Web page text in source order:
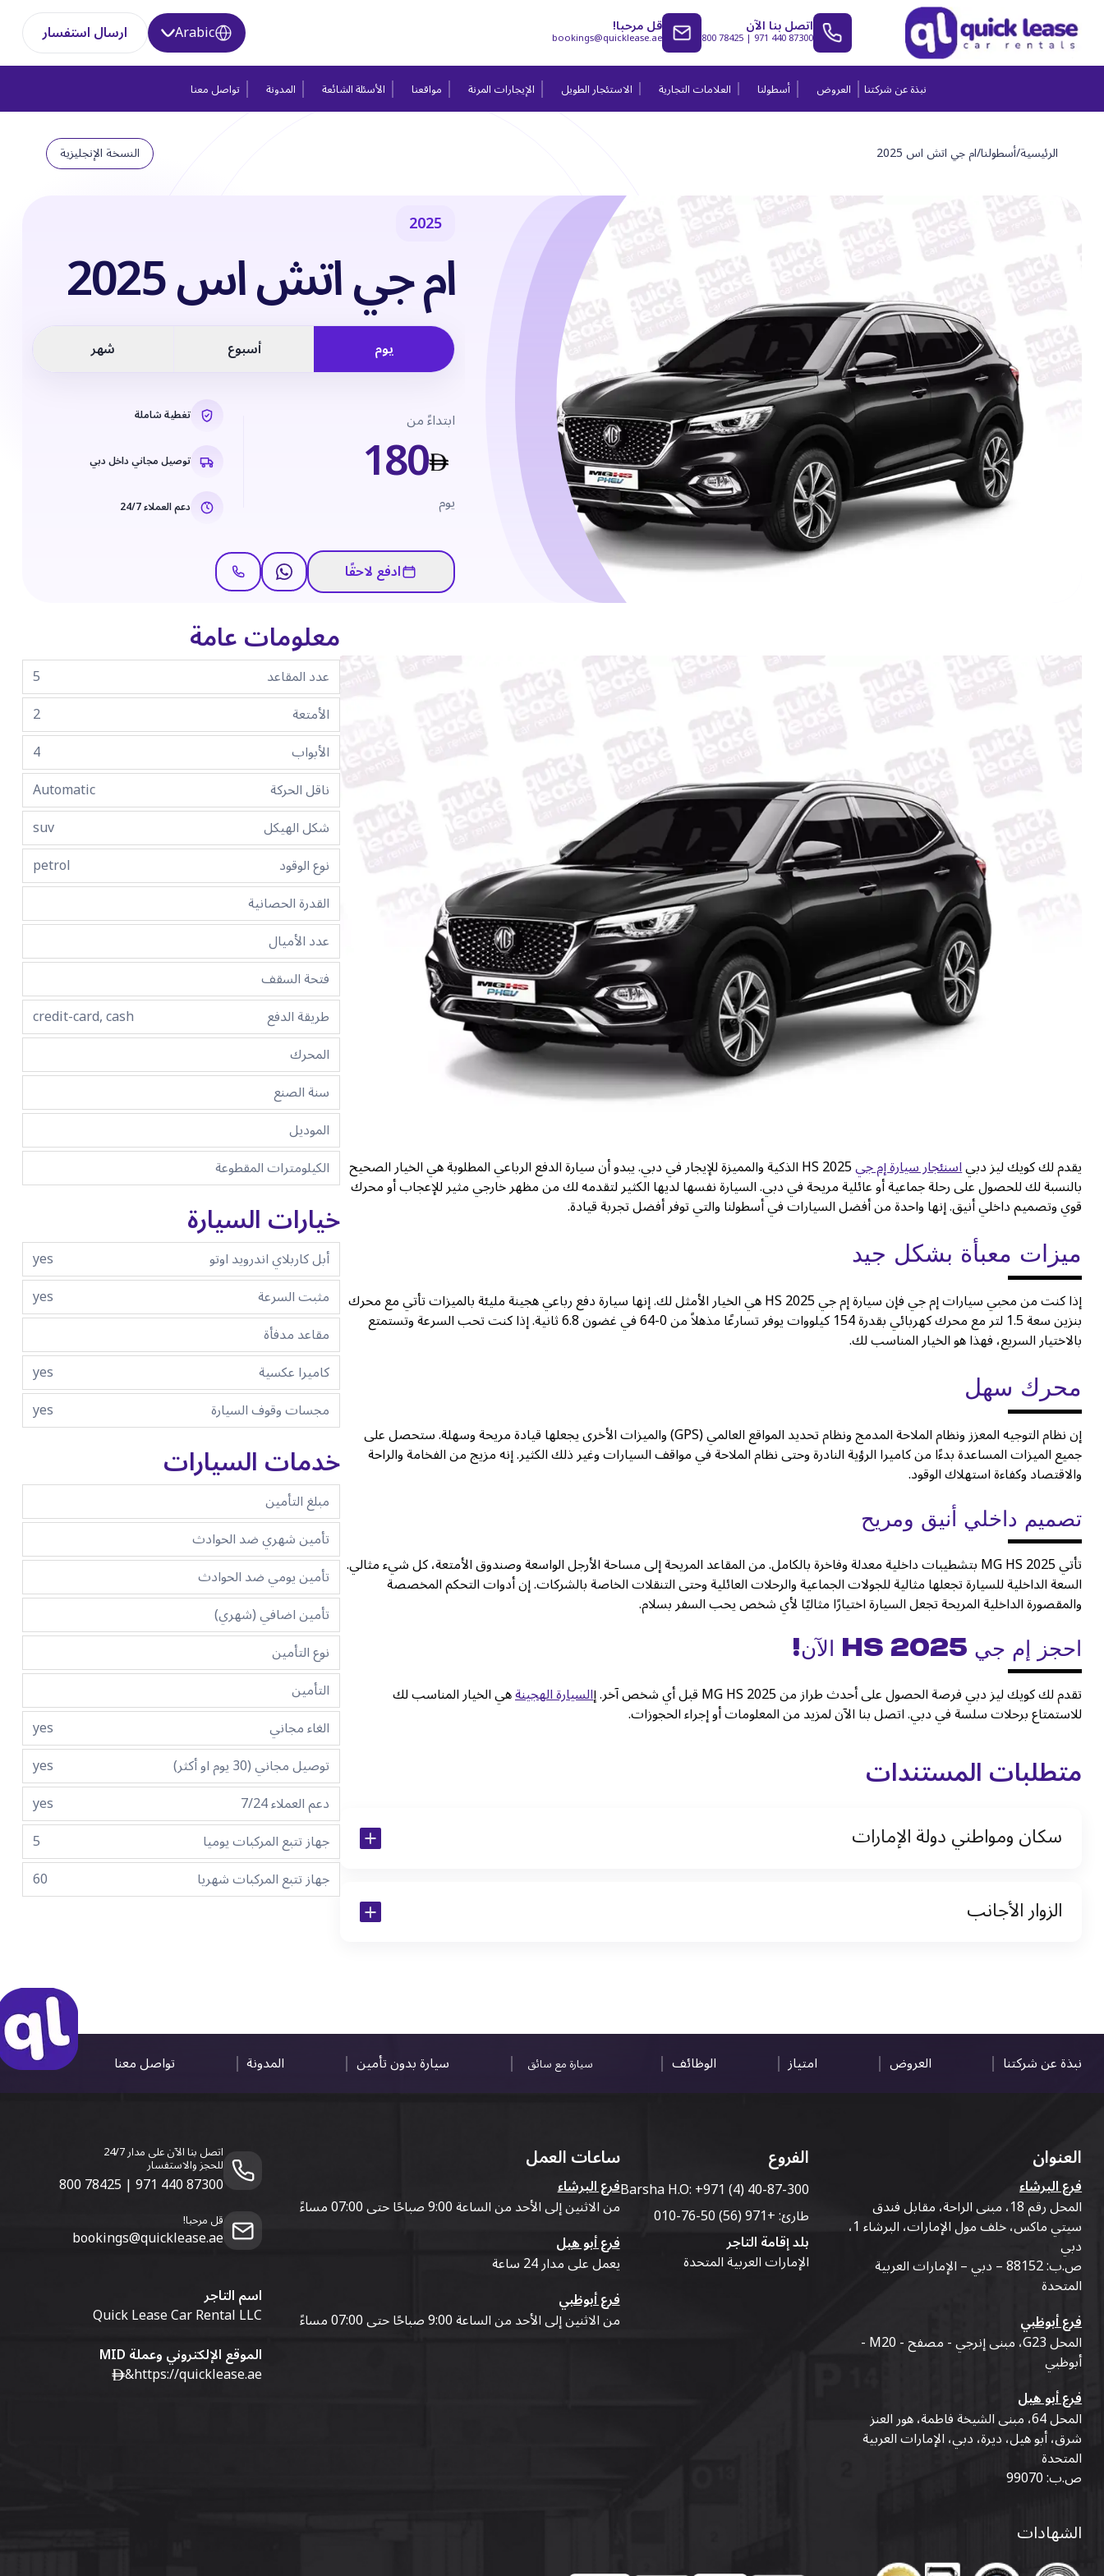
اتصل بنا الآن800 78425 |971 440 87300 قل مرحبا!
bookings@quicklease.ae
Arabic ارسال استفسار
نبذة عن شركتنا العروض أسطولنا العلامات التجارية الاستئجار الطويل الإيجارات المرنة مواقعنا الأسئلة الشائعة المدونة تواصل معنا
الرئيسية/أسطولنا/ام جي اتش اس 2025 النسخة الإنجليزية
2025
ام جي اتش اس 2025
يوم أسبوع شهر
ابتداءً من180 يوم
تغطية شاملة
توصيل مجاني داخل دبي
دعم العملاء 24/7
ادفع لاحقًا
يقدم لك كويك ليز دبياسنئجار سيارة إم جي HS 2025 الذكية والمميزة للإيجار في دبي. يبدو أن سيارة الدفع الرباعي المطلوبة هي الخيار الصحيح
بالنسبة لك للحصول على رحلة جماعية أو عائلية مريحة في دبي. السيارة نفسها لديها الكثير لتقدمه لك من مظهر خارجي مثير للإعجاب أو محرك
قوي وتصميم داخلي أنيق. إنها واحدة من أفضل السيارات في أسطولنا والتي توفر أفضل تجربة قيادة.
ميزات معبأة بشكل جيد
إذا كنت من محبي سيارات إم جي فإن سيارة إم جي HS 2025 هي الخيار الأمثل لك. إنها سيارة دفع رباعي هجينة مليئة بالميزات تأتي مع محرك
بنزين سعة 1.5 لتر مع محرك كهربائي بقدرة 154 كيلووات يوفر تسارعًا مذهلاً من 0-64 في غضون 6.8 ثانية. إذا كنت تحب السرعة وتستمتع
بالاختيار السريع، فهذا هو الخيار المناسب لك.
محرك سهل
إن نظام التوجيه المعزز ونظام الملاحة المدمج ونظام تحديد المواقع العالمي (GPS) والميزات الأخرى يجعلها قيادة مريحة وسهلة. ستحصل على
جميع الميزات المساعدة بدءًا من كاميرا الرؤية النادرة وحتى نظام الملاحة في مواقف السيارات وغير ذلك الكثير. إنه مزيج من الفخامة والراحة
والاقتصاد وكفاءة استهلاك الوقود.
تصميم داخلي أنيق ومريح
تأتي MG HS 2025 بتشطيبات داخلية معدلة وفاخرة بالكامل. من المقاعد المريحة إلى مساحة الأرجل الواسعة وصندوق الأمتعة، كل شيء مثالي.
السعة الداخلية للسيارة تجعلها مثالية للجولات الجماعية والرحلات العائلية وحتى التنقلات الخاصة بالشركات. إن أدوات التحكم المخصصة
والمقصورة الداخلية المريحة تجعل السيارة اختيارًا مثاليًا لأي شخص يحب السفر بسلام.
احجز إم جي HS 2025 الآن!
تقدم لك كويك ليز دبي فرصة الحصول على أحدث طراز من MG HS 2025 قبل أي شخص آخر. إ السيارة الهجينةهي الخيار المناسب لك
للاستمتاع برحلات سلسة في دبي. اتصل بنا الآن لمزيد من المعلومات أو إجراء الحجوزات.
متطلبات المستندات
سكان ومواطني دولة الإمارات
نسخة من تأشيرة الاقامة
الزوار الأجانب
معلومات عامة
عدد المقاعد
5
الأمتعة
2
الأبواب
4
ناقل الحركة
Automatic
شكل الهيكل
suv
نوع الوقود
petrol
القدرة الحصانية
عدد الأميال
فتحة السقف
طريقة الدفع
credit-card, cash
المحرك
سنة الصنع
الموديل
الكيلومترات المقطوعة
خيارات السيارة
أبل كاربلاي اندرويد اوتو
yes
مثبت السرعة
yes
مقاعد مدفأة
كاميرا عكسية
yes
مجسات وقوف السيارة
yes
خدمات السيارات
مبلغ التأمين
تأمين شهري ضد الحوادث
تأمين يومي ضد الحوادث
تأمين اضافي (شهري)
نوع التأمين
التأمين
الغاء مجاني
yes
توصيل مجاني (30 يوم او أكثر)
yes
دعم العملاء 7/24
yes
جهاز تتبع المركبات يوميا
5
جهاز تتبع المركبات شهريا
60
نبذة عن شركتنا العروض امتياز الوظائف سيارة مع سائق سيارة بدون تأمين المدونة تواصل معنا
العنوان
فرع البرشاء
المحل رقم 18، مبنى الراحة، مقابل فندق
سيتي ماكس، خلف مول الإمارات، البرشاء 1،
دبي
ص.ب: 88152 – دبي – الإمارات العربية
المتحدة
فرع أبوظبي
المحل G23، مبنى إنرجي - مصفح - M20 -
أبوظبي
فرع أبو هيل
المحل 64، مبنى الشيخة فاطمة، هور العنز
شرق، أبو هيل، ديرة، دبي، الإمارات العربية
المتحدة
ص.ب: 99070
الفروع
Barsha H.O:+971 (4) 40-87-300
طارئ:+971 (56) 50-76-010
بلد إقامة التاجر
الإمارات العربية المتحدة
ساعات العمل
فرع البرشاء
من الاثنين إلى الأحد من الساعة 9:00 صباحًا حتى 07:00 مساءً
فرع أبو هيل
يعمل على مدار 24 ساعة
فرع أبوظبي
من الاثنين إلى الأحد من الساعة 9:00 صباحًا حتى 07:00 مساءً
اتصل بنا الآن على مدار 24/7
للحجز والاستفسار
800 78425 | 971 440 87300
قل مرحبا!
bookings@quicklease.ae
اسم التاجر
Quick Lease Car Rental LLC
الموقع الإلكتروني وعملة MID
https://quicklease.ae
&
الشهادات